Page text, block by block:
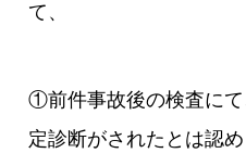
て、
①前件事故後の検査に
定診断がされたとは認